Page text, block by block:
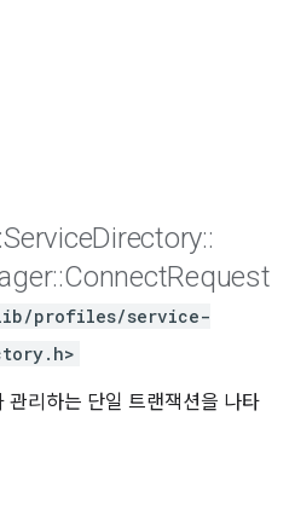
ServiceDirectory::
::ConnectRequest
profiles/service-
관리하는 단일 트랜잭션을 나타